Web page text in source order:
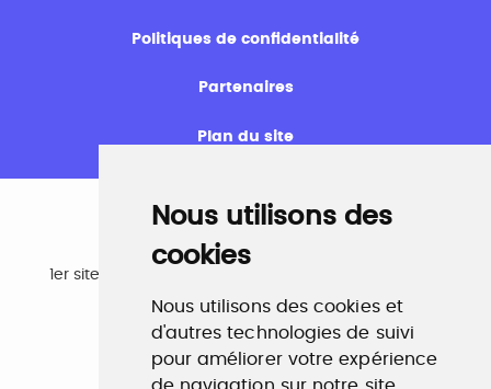
Nous utilisons des
cookies
Nous utilisons des cookies et
d'autres technologies de suivi
pour améliorer votre expérience
Politiques de confidentialité
Partenaires
Plan du site
Emploi
1er site emploi du secteur culturel 784.000 visites et
www.profilculture.com
Formation